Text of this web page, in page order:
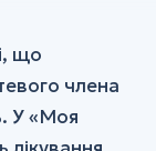
що
члена
У «Моя